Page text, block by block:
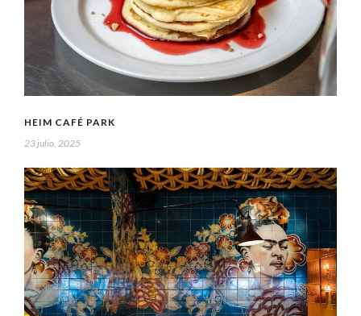
HEIM CAFÉ PARK
23 julio, 2025